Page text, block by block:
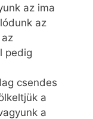
az ima
az
pedig
csendes
a
a